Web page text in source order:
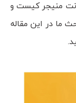
منیجر کیست و
ما در این مقاله